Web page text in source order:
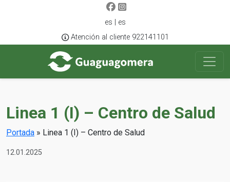
es | es
Atención al cliente 922141101
Linea 1 (I) – Centro de Salud
Portada » Linea 1 (I) – Centro de Salud
12.01.2025